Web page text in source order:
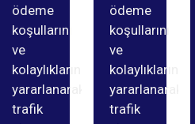
ödeme
koşullarını
ve
kolaylıklarından
yararlanarak
trafik
ödeme
koşullarını
ve
kolaylıklarından
yararlanarak
trafik